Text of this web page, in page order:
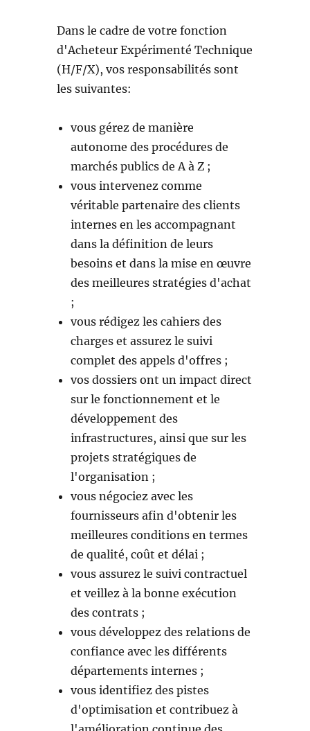
Dans le cadre de votre fonction
d'Acheteur Expérimenté Technique
(H/F/X), vos responsabilités sont
les suivantes:
vous gérez de manière
autonome des procédures de
marchés publics de A à Z ;
vous intervenez comme
véritable partenaire des clients
internes en les accompagnant
dans la définition de leurs
besoins et dans la mise en œuvre
des meilleures stratégies d'achat
;
vous rédigez les cahiers des
charges et assurez le suivi
complet des appels d'offres ;
vos dossiers ont un impact direct
sur le fonctionnement et le
développement des
infrastructures, ainsi que sur les
projets stratégiques de
l'organisation ;
vous négociez avec les
fournisseurs afin d'obtenir les
meilleures conditions en termes
de qualité, coût et délai ;
vous assurez le suivi contractuel
et veillez à la bonne exécution
des contrats ;
vous développez des relations de
confiance avec les différents
départements internes ;
vous identifiez des pistes
d'optimisation et contribuez à